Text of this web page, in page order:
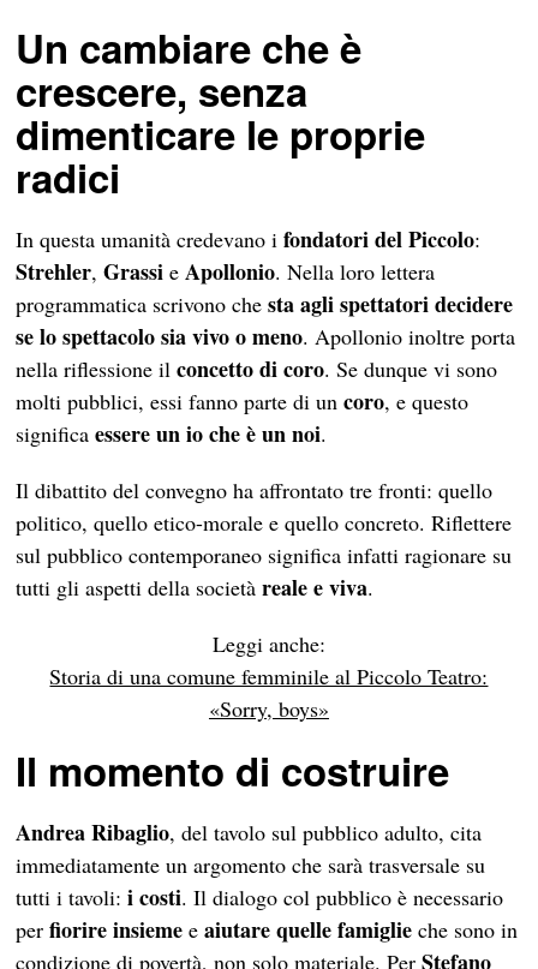
Un cambiare che è
crescere, senza
dimenticare le proprie
radici
In questa umanità credevano ifondatori del Piccolo:
Strehler,GrassieApollonio. Nella loro lettera
programmatica scrivono chesta agli spettatori decidere
se lo spettacolo sia vivo o meno. Apollonio inoltre porta
nella riflessione ilconcetto di coro. Se dunque vi sono
molti pubblici, essi fanno parte di uncoro, e questo
significaessere un io che è un noi.
Il dibattito del convegno ha affrontato tre fronti: quello
politico, quello etico-morale e quello concreto. Riflettere
sul pubblico contemporaneo significa infatti ragionare su
tutti gli aspetti della societàreale e viva.
Leggi anche:
Storia di una comune femminile al Piccolo Teatro:
«Sorry, boys»
Il momento di costruire
Andrea Ribaglio, del tavolo sul pubblico adulto, cita
immediatamente un argomento che sarà trasversale su
tutti i tavoli:i costi. Il dialogo col pubblico è necessario
perfiorire insieme eaiutare quelle famiglieche sono in
condizione di povertà, non solo materiale. PerStefano